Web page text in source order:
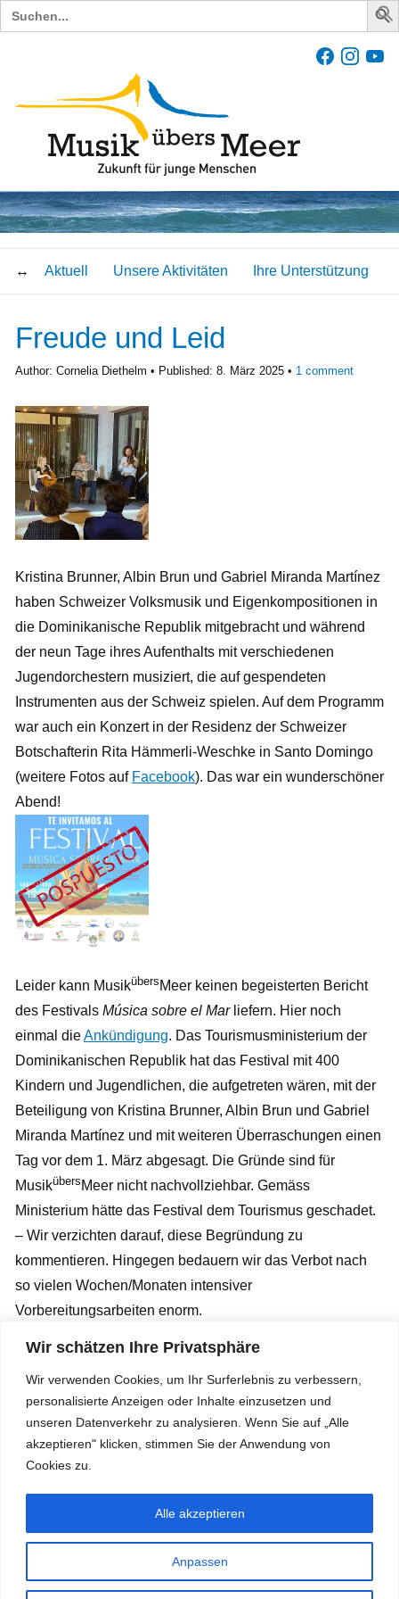
Wir schätzen Ihre Privatsphäre
Wir verwenden Cookies, um Ihr Surferlebnis zu verbessern,
personalisierte Anzeigen oder Inhalte einzusetzen und
unseren Datenverkehr zu analysieren. Wenn Sie auf „Alle
akzeptieren" klicken, stimmen Sie der Anwendung von
Cookies zu.
Anpassen
Alle akzeptieren
Search
for:
Aktuell Unsere Aktivitäten Ihre Unterstützung
Freude und Leid
Author: Cornelia Diethelm Published: 8. März 2025 1 comment
Kristina Brunner, Albin Brun und Gabriel Miranda Martínez
haben Schweizer Volksmusik und Eigenkompositionen in
die Dominikanische Republik mitgebracht und während
der neun Tage ihres Aufenthalts mit verschiedenen
Jugendorchestern musiziert, die auf gespendeten
Instrumenten aus der Schweiz spielen. Auf dem Programm
war auch ein Konzert in der Residenz der Schweizer
Botschafterin Rita Hämmerli-Weschke in Santo Domingo
(weitere Fotos auf Facebook). Das war ein wunderschöner
Abend!
Leider kann Musikübers Meer keinen begeisterten Bericht
des Festivals Música sobre el Marliefern. Hier noch
einmal dieAnkündigung. Das Tourismusministerium der
Dominikanischen Republik hat das Festival mit 400
Kindern und Jugendlichen, die aufgetreten wären, mit der
Beteiligung von Kristina Brunner, Albin Brun und Gabriel
Miranda Martínez und mit weiteren Überraschungen einen
Tag vor dem 1. März abgesagt. Die Gründe sind für
Musikübers Meer nicht nachvollziehbar. Gemäss
Ministerium hätte das Festival dem Tourismus geschadet.
– Wir verzichten darauf, diese Begründung zu
kommentieren. Hingegen bedauern wir das Verbot nach
so vielen Wochen/Monaten intensiver
Vorbereitungsarbeiten enorm.
Comments on this entry are closed.
QR – Spendenkonto
Meer
Buchenweg 3
079 761 02 52